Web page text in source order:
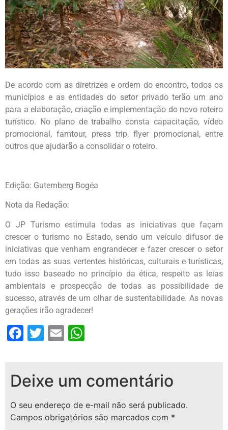
De acordo com as diretrizes e ordem do encontro, todos os
municípios e as entidades do setor privado terão um ano
para a elaboração, criação e implementação do novo roteiro
turístico. No plano de trabalho consta capacitação, vídeo
promocional, famtour, press trip, flyer promocional, entre
outros que ajudarão a consolidar o roteiro.
Edição: Gutemberg Bogéa
Nota da Redação:
O JP Turismo estimula todas as iniciativas que façam
crescer o turismo no Estado, sendo um veículo difusor de
iniciativas que venham engrandecer e fazer crescer o setor
em todas as suas vertentes históricas, culturais e turísticas,
tudo isso baseado no princípio da ética, respeito as leias
ambientais e prospecção de todas as possibilidade de
sucesso, através de um olhar de sustentabilidade. As novas
gerações irão agradecer!
Facebook
Twitter
Email
Deixe um comentário
O seu endereço de e-mail não será publicado.
Campos obrigatórios são marcados com *